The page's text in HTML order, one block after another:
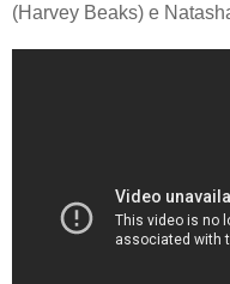
(Harvey Beaks) e